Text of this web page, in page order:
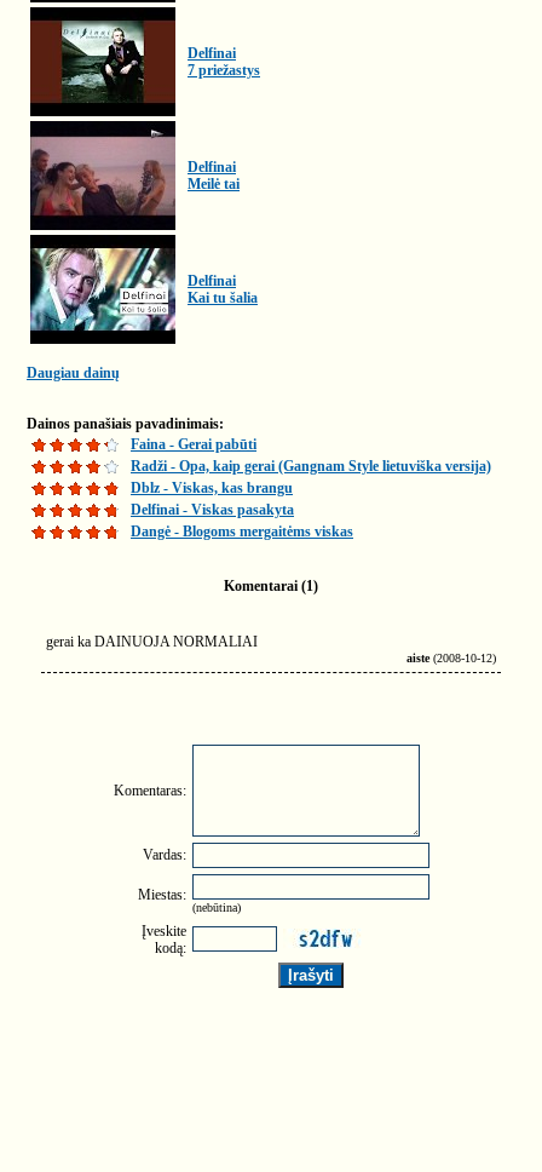
Delfinai
7 priežastys
Delfinai
Meilė tai
Delfinai
Kai tu šalia
Daugiau dainų
Dainos panašiais pavadinimais:
Faina - Gerai pabūti
Radži - Opa, kaip gerai (Gangnam Style lietuviška versija)
Dblz - Viskas, kas brangu
Delfinai - Viskas pasakyta
Dangė - Blogoms mergaitėms viskas
Komentarai (1)
gerai ka DAINUOJA NORMALIAI
aiste(2008-10-12)
Komentaras:
Vardas:
Miestas:
(nebūtina)
Įveskite
kodą: